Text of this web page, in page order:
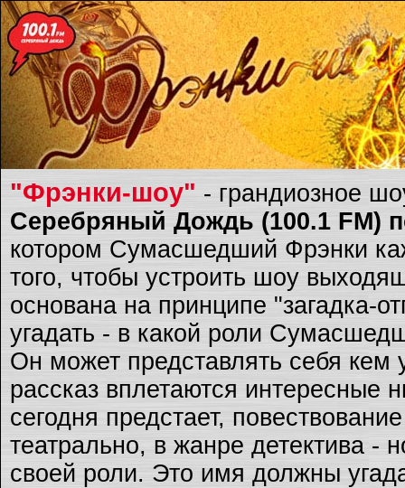
"Фрэнки-шоу" - грандиозное
Серебряный Дождь (100.1 FM)
котором Сумасшедший Фрэнки
того, чтобы устроить шоу
основана на принципе "загадка-
угадать - в какой роли
Он может представлять себя
рассказ вплетаются интересные
сегодня предстает,
театрально, в жанре детектива -
своей роли. Это имя должны